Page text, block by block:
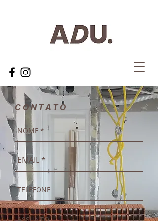
CONTATO